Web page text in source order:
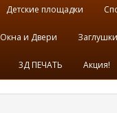
Детские площадки
Окна и Двери Заглушки
3Д ПЕЧАТЬ Акция!